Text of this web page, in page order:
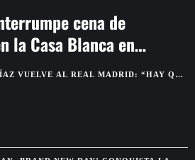
cena de
la Casa Blanca en
VUELVE AL REAL MADRID: “HAY QUE